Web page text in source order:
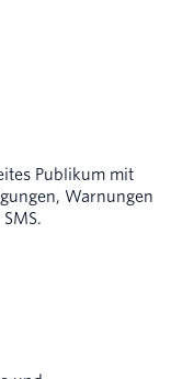
Publikum mit
Warnungen